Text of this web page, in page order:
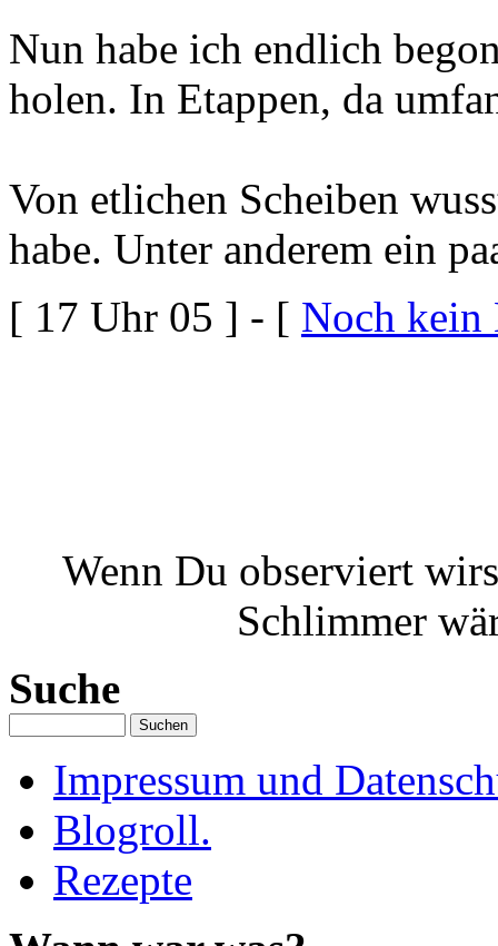
Nun habe ich endlich
holen. In Etappen, da
Von etlichen Scheiben
habe. Unter anderem ein
[ 17 Uhr 05 ] - [ Noch kein
Wenn Du observiert
Schlimmer
Suche
Impressum und
Blogroll.
Rezepte